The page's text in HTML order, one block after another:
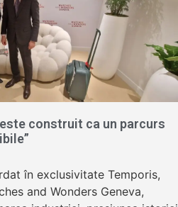
construit ca un parcurs
în exclusivitate Temporis,
and Wonders Geneva,